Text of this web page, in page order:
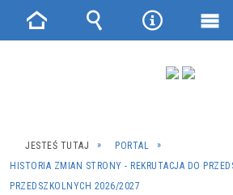
JESTEŚ TUTAJ
PORTAL
HISTORIA ZMIAN STRONY - REKRUTACJA DO
PRZEDSZKOLNYCH 2026/2027
Strona Wyszukiwarka
Narzędzia